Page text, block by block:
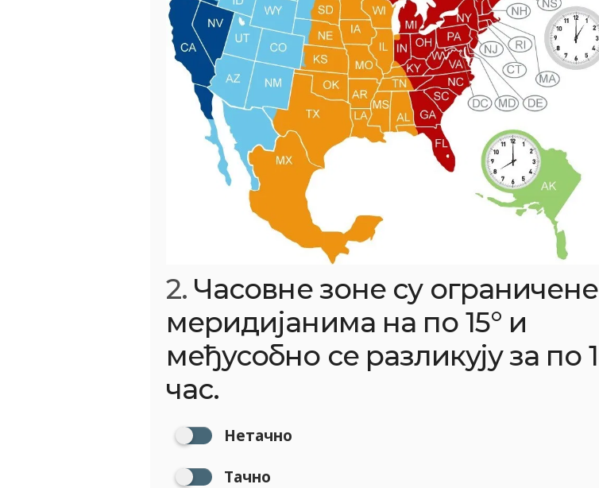
2. Часовне зоне су ограничене
меридијанима на по 15° и
међусобно се разликују за по 1
час.
Нетачно
Тачно